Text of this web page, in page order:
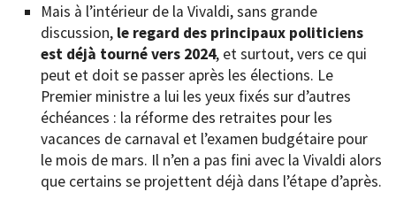
Mais à l’intérieur de la Vivaldi, sans grande
discussion, le regard des principaux politiciens
est déjà tourné vers 2024, et surtout, vers ce qui
peut et doit se passer après les élections. Le
Premier ministre a lui les yeux fixés sur d’autres
échéances : la réforme des retraites pour les
vacances de carnaval et l’examen budgétaire pour
le mois de mars. Il n’en a pas fini avec la Vivaldi alors
que certains se projettent déjà dans l’étape d’après.